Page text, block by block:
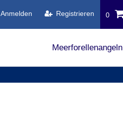
Anmelden Registrieren 0
Meerforellenangeln